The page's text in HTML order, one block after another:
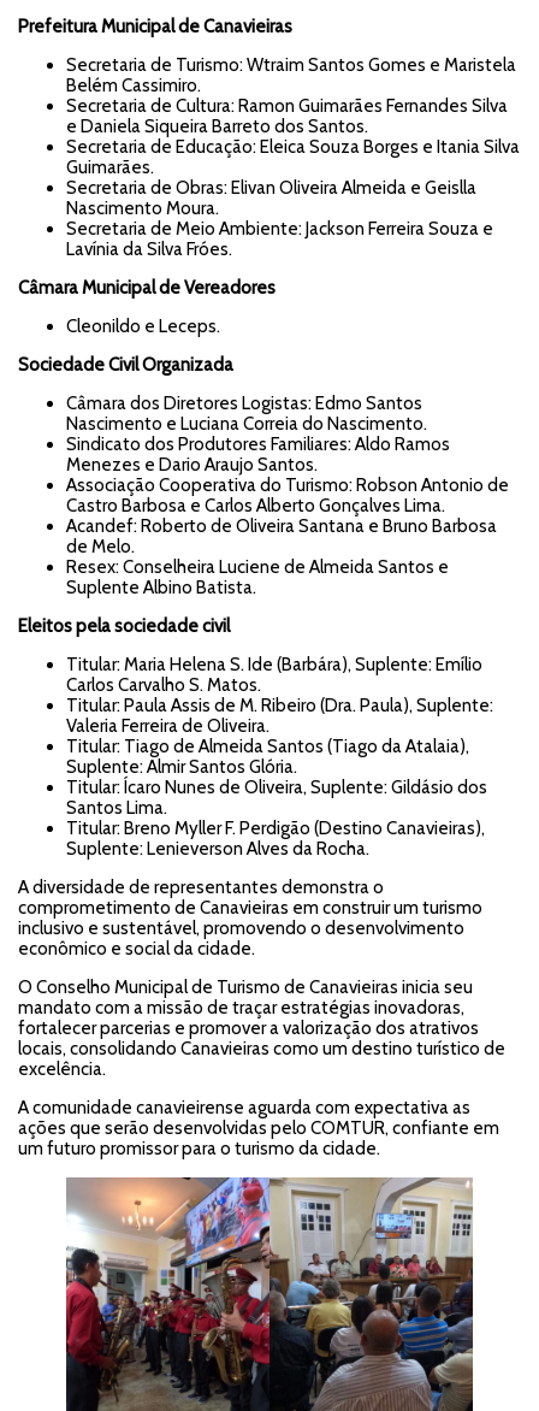
Prefeitura Municipal de Canavieiras
Secretaria de Turismo: Wtraim Santos Gomes e Maristela
Belém Cassimiro.
Secretaria de Cultura: Ramon Guimarães Fernandes Silva
e Daniela Siqueira Barreto dos Santos.
Secretaria de Educação: Eleica Souza Borges e Itania Silva
Guimarães.
Secretaria de Obras: Elivan Oliveira Almeida e Geislla
Nascimento Moura.
Secretaria de Meio Ambiente: Jackson Ferreira Souza e
Lavínia da Silva Fróes.
Câmara Municipal de Vereadores
Cleonildo e Leceps.
Sociedade Civil Organizada
Câmara dos Diretores Logistas: Edmo Santos
Nascimento e Luciana Correia do Nascimento.
Sindicato dos Produtores Familiares: Aldo Ramos
Menezes e Dario Araujo Santos.
Associação Cooperativa do Turismo: Robson Antonio de
Castro Barbosa e Carlos Alberto Gonçalves Lima.
Acandef: Roberto de Oliveira Santana e Bruno Barbosa
de Melo.
Resex: Conselheira Luciene de Almeida Santos e
Suplente Albino Batista.
Eleitos pela sociedade civil
Titular: Maria Helena S. Ide (Barbára), Suplente: Emílio
Carlos Carvalho S. Matos.
Titular: Paula Assis de M. Ribeiro (Dra. Paula), Suplente:
Valeria Ferreira de Oliveira.
Titular: Tiago de Almeida Santos (Tiago da Atalaia),
Suplente: Almir Santos Glória.
Titular: Ícaro Nunes de Oliveira, Suplente: Gildásio dos
Santos Lima.
Titular: Breno Myller F. Perdigão (Destino Canavieiras),
Suplente: Lenieverson Alves da Rocha.
A diversidade de representantes demonstra o
comprometimento de Canavieiras em construir um turismo
inclusivo e sustentável, promovendo o desenvolvimento
econômico e social da cidade.
O Conselho Municipal de Turismo de Canavieiras inicia seu
mandato com a missão de traçar estratégias inovadoras,
fortalecer parcerias e promover a valorização dos atrativos
locais, consolidando Canavieiras como um destino turístico de
excelência.
A comunidade canavieirense aguarda com expectativa as
ações que serão desenvolvidas pelo COMTUR, confiante em
um futuro promissor para o turismo da cidade.